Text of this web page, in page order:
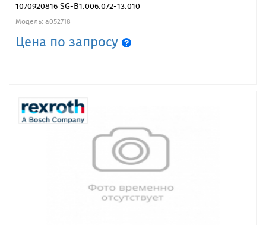
1070920816 SG-B1.006.072-13.010
Модель: a052718
Цена по запросу